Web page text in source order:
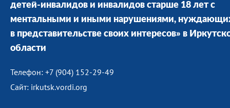
детей-инвалидов и инвалидов старше 18 лет с
ментальными и иными нарушениями,
в представительстве своих интересов» в
области
Телефон: +7 (904) 152-29-49
Сайт: irkutsk.vordi.org